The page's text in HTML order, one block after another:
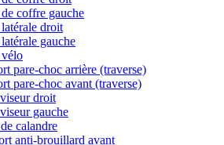
coffre gauche
droit
gauche
pare-choc arrière (traverse)
pare-choc avant (traverse)
droit
gauche
calandre
anti-brouillard avant